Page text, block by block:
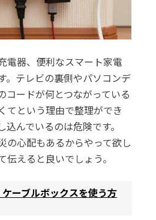
電器、便利なスマート家電
。テレビの裏側やパソコンデ
コードが何とつながっている
てという理由で整理ができ
んでいるのは危険です。
の心配もあるからやって欲し
伝えると良いでしょう。
ーブルボックスを使う方